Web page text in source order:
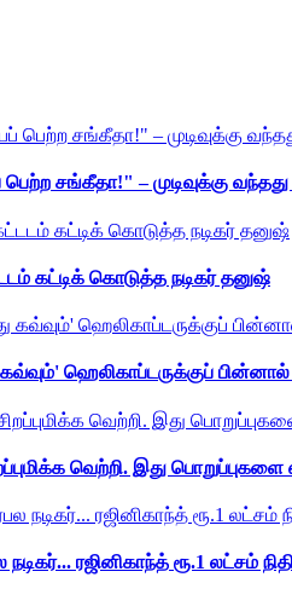
பெற்ற சங்கீதா!" – முடிவுக்கு
கட்டிக் கொடுத்த நடிகர் தனுஷ்
ஹெலிகாப்டருக்குப்
வெற்றி. இது
ரஜினிகாந்த் ரூ.1 லட்சம்